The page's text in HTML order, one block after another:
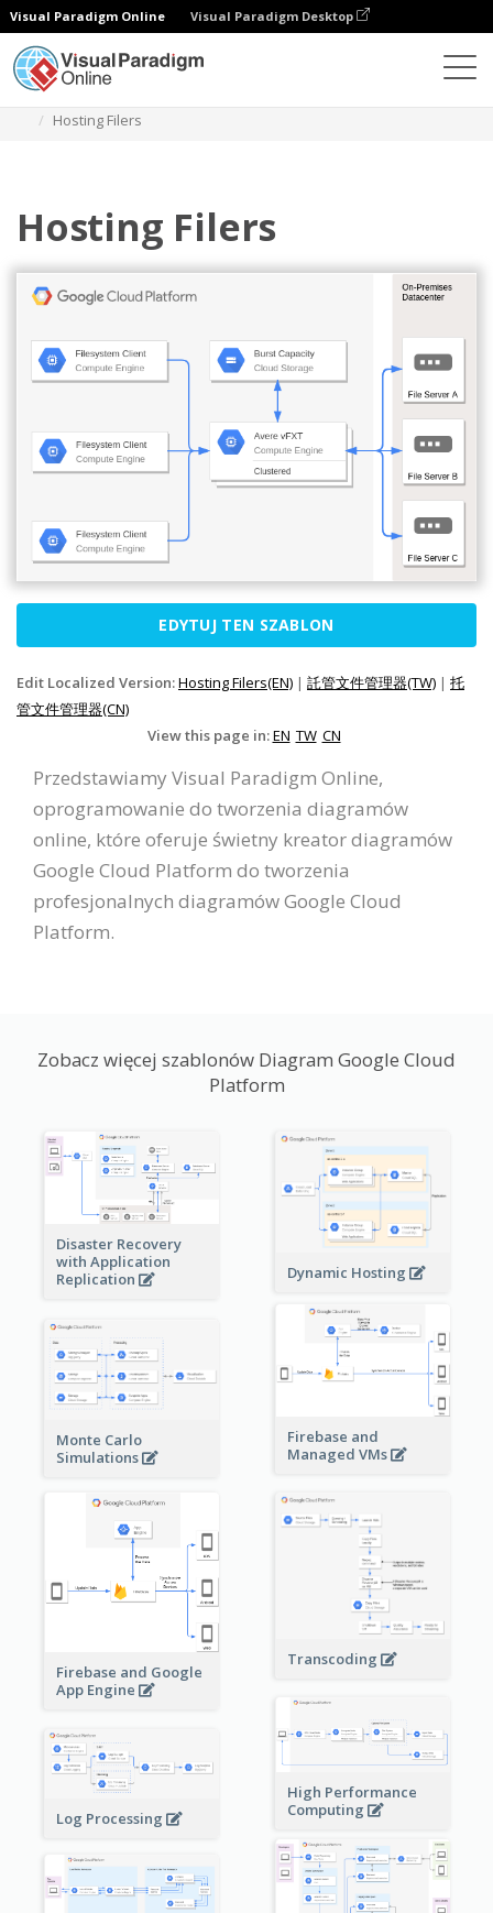
Visual Paradigm Online Visual Paradigm Desktop
Hosting Filers
Hosting Filers
EDYTUJ TEN SZABLON
Edit Localized Version:Hosting Filers(EN) | 託管文件管理器(TW) | 托
管文件管理器(CN)
View this page in:EN TW CN
Przedstawiamy Visual Paradigm Online,
oprogramowanie do tworzenia diagramów
online, które oferuje świetny kreator diagramów
Google Cloud Platform do tworzenia
profesjonalnych diagramów Google Cloud
Platform.
Zobacz więcej szablonów Diagram Google Cloud
Platform
Disaster Recovery
with Application
Replication
Dynamic Hosting
Firebase and
Managed VMs
Monte Carlo
Simulations
Firebase and Google
App Engine
Transcoding
High Performance
Computing
Log Processing